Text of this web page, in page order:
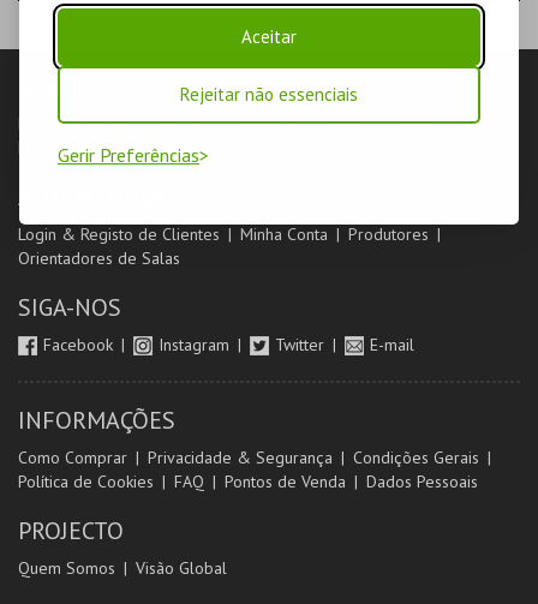
Aceitar
Rejeitar não essenciais
Gerir Preferências
Pesquisar Carrinho de compras Eventos Cartões
Produtos
Livro de Reclamações
AUTENTICAÇÃO
Login & Registo de Clientes Minha Conta
Produtores
Orientadores de Salas
SIGA-NOS
Facebook Instagram Twitter E-mail
INFORMAÇÕES
Como Comprar Privacidade & Segurança
Condições Gerais
Política de Cookies
FAQ Pontos de Venda Dados Pessoais
PROJECTO
Quem Somos Visão Global